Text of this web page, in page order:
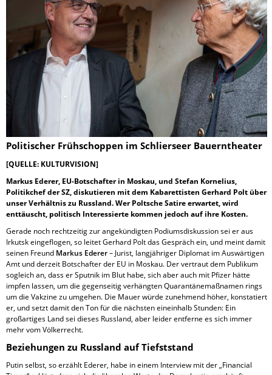
Politischer Frühschoppen im Schlierseer Bauerntheater
[QUELLE: KULTURVISION]
Markus Ederer, EU-Botschafter in Moskau, und Stefan Kornelius,
Politikchef der SZ, diskutieren mit dem Kabarettisten Gerhard Polt über
unser Verhältnis zu Russland. Wer Poltsche Satire erwartet, wird
enttäuscht, politisch Interessierte kommen jedoch auf ihre Kosten.
Gerade noch rechtzeitig zur angekündigten Podiumsdiskussion sei er aus
Irkutsk eingeflogen, so leitet Gerhard Polt das Gespräch ein, und meint damit
seinen Freund Markus Ederer– Jurist, langjähriger Diplomat im Auswärtigen
Amt und derzeit Botschafter der EU in Moskau. Der vertraut dem Publikum
sogleich an, dass er Sputnik im Blut habe, sich aber auch mit Pfizer hätte
impfen lassen, um die gegenseitig verhängten Quarantänemaßnamen rings
um die Vakzine zu umgehen. Die Mauer würde zunehmend höher, konstatiert
er, und setzt damit den Ton für die nächsten eineinhalb Stunden: Ein
großartiges Land sei dieses Russland, aber leider entferne es sich immer
mehr vom Völkerrecht.
Beziehungen zu Russland auf Tiefststand
Putin selbst, so erzählt Ederer, habe in einem Interview mit der „Financial